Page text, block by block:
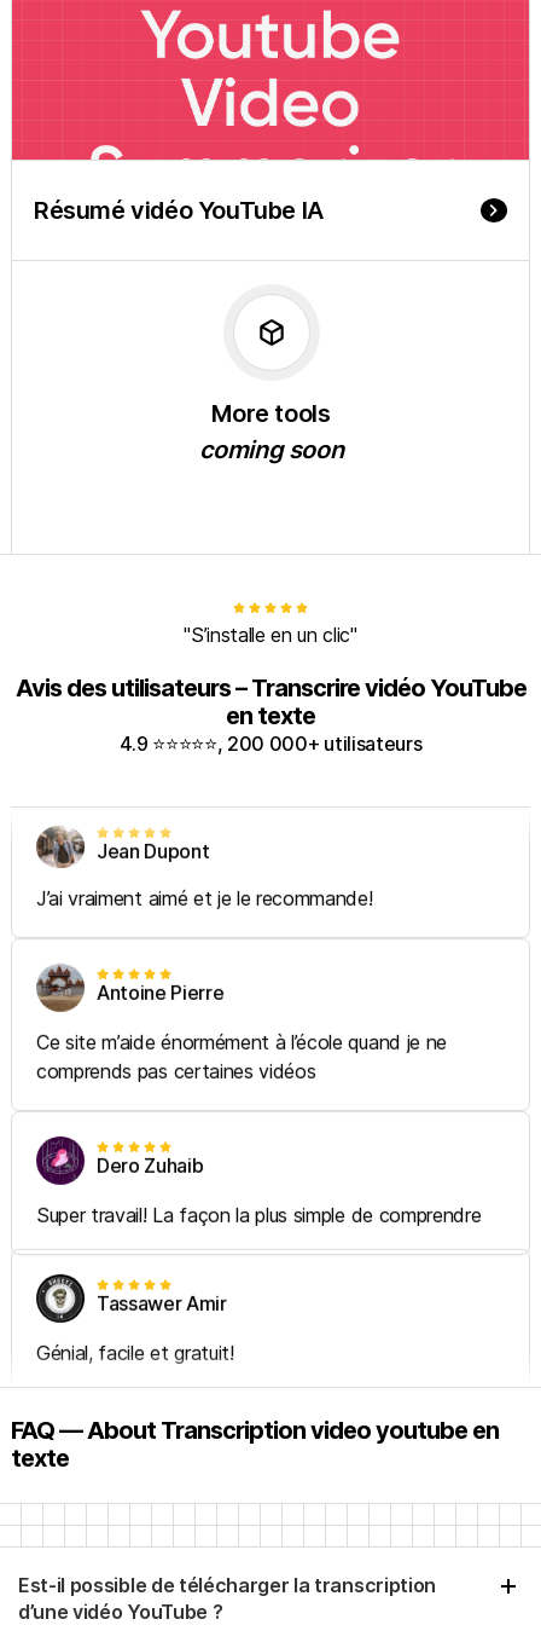
Résumé vidéo YouTube IA keyboard_arrow_right
deployed_code
More tools
coming soon
"S’installe en un clic"
Avis des utilisateurs – Transcrire vidéo YouTube
en texte
4.9 ⭐️⭐️⭐️⭐️⭐️, 200 000+ utilisateurs
Jean Dupont
J’ai vraiment aimé et je le recommande!
Antoine Pierre
Ce site m’aide énormément à l’école quand je ne
comprends pas certaines vidéos
Dero Zuhaib
Super travail! La façon la plus simple de comprendre
Tassawer Amir
Génial, facile et gratuit!
Gaurav
quelques secondes. Merci beaucoup à la personne qui
a créé et partagé cet outil
FAQ — About Transcription video youtube en
texte
Est-il possible de télécharger la transcription
d’une vidéo YouTube ?